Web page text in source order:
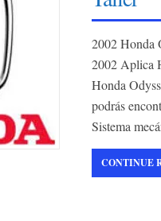
2002 Honda
2002 Aplica
Honda
podrás
Sistema
CONTINUE